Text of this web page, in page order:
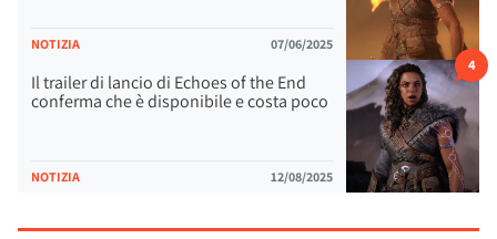
NOTIZIA 07/06/2025
Il trailer di lancio di Echoes of the End
conferma che è disponibile e costa poco
NOTIZIA 12/08/2025
4